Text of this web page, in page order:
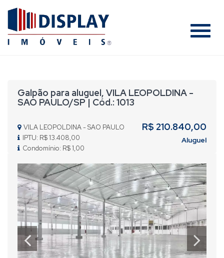
#
Galpão para aluguel, VILA LEOPOLDINA -
SAO PAULO/SP | Cód.: 1013
VILA LEOPOLDINA - SAO PAULO
IPTU: R$ 13.408,00
Condomínio: R$ 1,00
R$ 210.840,00
Aluguel
Previous